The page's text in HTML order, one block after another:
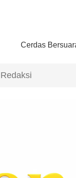
Cerdas
Redaksi